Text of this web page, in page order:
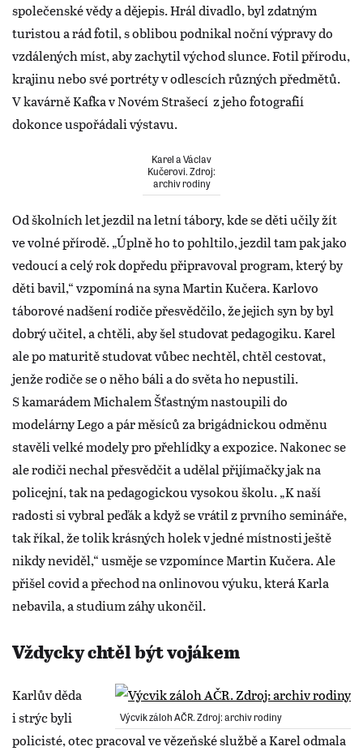
společenské vědy a dějepis. Hrál divadlo, byl zdatným
turistou a rád fotil, s oblibou podnikal noční výpravy do
vzdálených míst, aby zachytil východ slunce. Fotil přírodu,
krajinu nebo své portréty v odlescích různých předmětů.
V kavárně Kafka v Novém Strašecí z jeho fotografií
dokonce uspořádali výstavu.
Karel a Václav
Kučerovi. Zdroj:
archiv rodiny
Od školních let jezdil na letní tábory, kde se děti učily žít
ve volné přírodě. „Úplně ho to pohltilo, jezdil tam pak jako
vedoucí a celý rok dopředu připravoval program, který by
děti bavil,“ vzpomíná na syna Martin Kučera. Karlovo
táborové nadšení rodiče přesvědčilo, že jejich syn by byl
dobrý učitel, a chtěli, aby šel studovat pedagogiku. Karel
ale po maturitě studovat vůbec nechtěl, chtěl cestovat,
jenže rodiče se o něho báli a do světa ho nepustili.
S kamarádem Michalem Šťastným nastoupili do
modelárny Lego a pár měsíců za brigádnickou odměnu
stavěli velké modely pro přehlídky a expozice. Nakonec se
ale rodiči nechal přesvědčit a udělal přijímačky jak na
policejní, tak na pedagogickou vysokou školu. „K naší
radosti si vybral peďák a když se vrátil z prvního semináře,
tak říkal, že tolik krásných holek v jedné místnosti ještě
nikdy neviděl,“ usměje se vzpomínce Martin Kučera. Ale
přišel covid a přechod na onlinovou výuku, která Karla
nebavila, a studium záhy ukončil.
Vždycky chtěl být vojákem
Výcvik záloh AČR. Zdroj: archiv rodiny
Karlův děda
i strýc byli
policisté, otec pracoval ve vězeňské službě a Karel odmala